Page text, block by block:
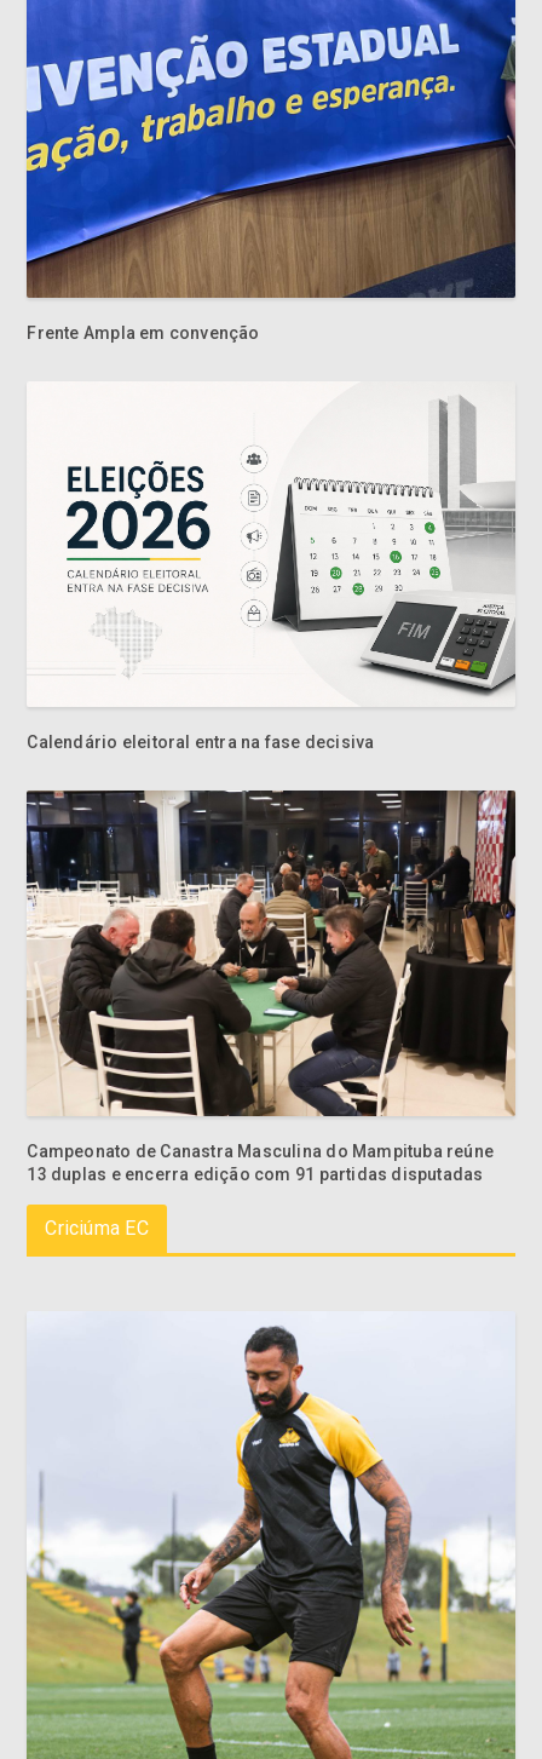
Frente Ampla em convenção
Calendário eleitoral entra na fase decisiva
Campeonato de Canastra Masculina do Mampituba reúne
13 duplas e encerra edição com 91 partidas disputadas
Criciúma EC